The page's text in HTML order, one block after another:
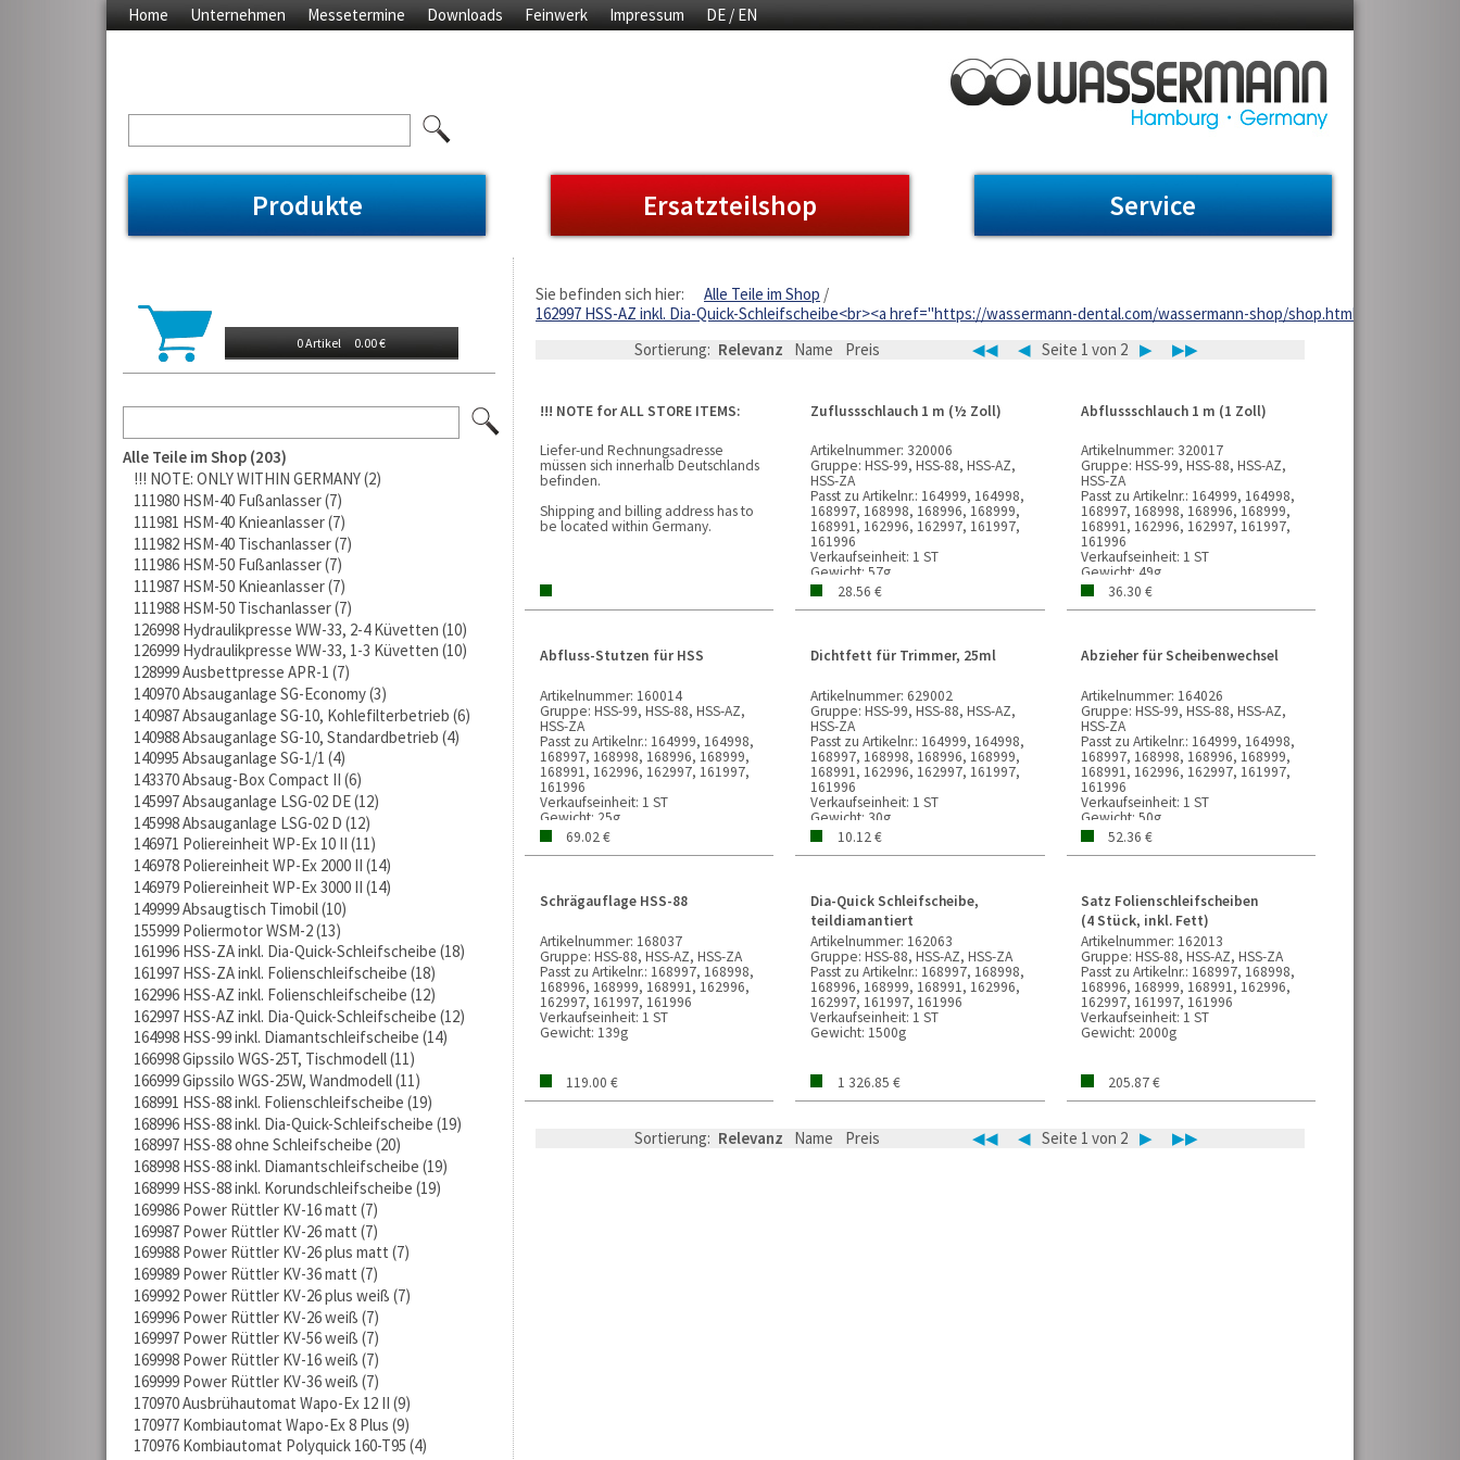
Home Unternehmen Messetermine Downloads Feinwerk Impressum DE / EN
Produkte Ersatzteilshop Service
0 Artikel 0.00 €
Alle Teile im Shop 203
!!! NOTE: ONLY WITHIN GERMANY 2
111980 HSM-40 Fußanlasser 7
111981 HSM-40 Knieanlasser 7
111982 HSM-40 Tischanlasser 7
111986 HSM-50 Fußanlasser 7
111987 HSM-50 Knieanlasser 7
111988 HSM-50 Tischanlasser 7
126998 Hydraulikpresse WW-33, 2-4 Küvetten 10
126999 Hydraulikpresse WW-33, 1-3 Küvetten 10
128999 Ausbettpresse APR-1 7
140970 Absauganlage SG-Economy 3
140987 Absauganlage SG-10, Kohlefilterbetrieb 6
140988 Absauganlage SG-10, Standardbetrieb 4
140995 Absauganlage SG-1/1 4
143370 Absaug-Box Compact II 6
145997 Absauganlage LSG-02 DE 12
145998 Absauganlage LSG-02 D 12
146971 Poliereinheit WP-Ex 10 II 11
146978 Poliereinheit WP-Ex 2000 II 14
146979 Poliereinheit WP-Ex 3000 II 14
149999 Absaugtisch Timobil 10
155999 Poliermotor WSM-2 13
161996 HSS-ZA inkl. Dia-Quick-Schleifscheibe 18
161997 HSS-ZA inkl. Folienschleifscheibe 18
162996 HSS-AZ inkl. Folienschleifscheibe 12
162997 HSS-AZ inkl. Dia-Quick-Schleifscheibe 12
164998 HSS-99 inkl. Diamantschleifscheibe 14
166998 Gipssilo WGS-25T, Tischmodell 11
166999 Gipssilo WGS-25W, Wandmodell 11
168991 HSS-88 inkl. Folienschleifscheibe 19
168996 HSS-88 inkl. Dia-Quick-Schleifscheibe 19
168997 HSS-88 ohne Schleifscheibe 20
168998 HSS-88 inkl. Diamantschleifscheibe 19
168999 HSS-88 inkl. Korundschleifscheibe 19
169986 Power Rüttler KV-16 matt 7
169987 Power Rüttler KV-26 matt 7
169988 Power Rüttler KV-26 plus matt 7
169989 Power Rüttler KV-36 matt 7
169992 Power Rüttler KV-26 plus weiß 7
169996 Power Rüttler KV-26 weiß 7
169997 Power Rüttler KV-56 weiß 7
169998 Power Rüttler KV-16 weiß 7
169999 Power Rüttler KV-36 weiß 7
170970 Ausbrühautomat Wapo-Ex 12 II 9
170977 Kombiautomat Wapo-Ex 8 Plus 9
170976 Kombiautomat Polyquick 160-T95 4
Sie befinden sich hier:
Alle Teile im Shop
162997 HSS-AZ inkl. Dia-Quick-Schleifscheibe<br><a href="https://wassermann-dental.com/wassermann-shop/
Sortierung: Relevanz Name Preis ◀◀ ◀ Seite 1 von 2 ▶ ▶▶
!!! NOTE for ALL STORE ITEMS:
Liefer-und Rechnungsadresse
müssen sich innerhalb Deutschlands
befinden.
Shipping and billing address has to
be located within Germany.
Zuflussschlauch 1 m (½ Zoll)
Artikelnummer: 320006
Gruppe: HSS-99, HSS-88, HSS-AZ,
HSS-ZA
Passt zu Artikelnr.: 164999, 164998,
168997, 168998, 168996, 168999,
168991, 162996, 162997, 161997,
161996
Verkaufseinheit: 1 ST
Gewicht: 57g
28.56 €
Abflussschlauch 1 m (1 Zoll)
Artikelnummer: 320017
Gruppe: HSS-99, HSS-88, HSS-AZ,
HSS-ZA
Passt zu Artikelnr.: 164999, 164998,
168997, 168998, 168996, 168999,
168991, 162996, 162997, 161997,
161996
Verkaufseinheit: 1 ST
Gewicht: 49g
36.30 €
Abfluss-Stutzen für HSS
Artikelnummer: 160014
Gruppe: HSS-99, HSS-88, HSS-AZ,
HSS-ZA
Passt zu Artikelnr.: 164999, 164998,
168997, 168998, 168996, 168999,
168991, 162996, 162997, 161997,
161996
Verkaufseinheit: 1 ST
Gewicht: 25g
69.02 €
Dichtfett für Trimmer, 25ml
Artikelnummer: 629002
Gruppe: HSS-99, HSS-88, HSS-AZ,
HSS-ZA
Passt zu Artikelnr.: 164999, 164998,
168997, 168998, 168996, 168999,
168991, 162996, 162997, 161997,
161996
Verkaufseinheit: 1 ST
Gewicht: 30g
10.12 €
Abzieher für Scheibenwechsel
Artikelnummer: 164026
Gruppe: HSS-99, HSS-88, HSS-AZ,
HSS-ZA
Passt zu Artikelnr.: 164999, 164998,
168997, 168998, 168996, 168999,
168991, 162996, 162997, 161997,
161996
Verkaufseinheit: 1 ST
Gewicht: 50g
52.36 €
Schrägauflage HSS-88
Artikelnummer: 168037
Gruppe: HSS-88, HSS-AZ, HSS-ZA
Passt zu Artikelnr.: 168997, 168998,
168996, 168999, 168991, 162996,
162997, 161997, 161996
Verkaufseinheit: 1 ST
Gewicht: 139g
119.00 €
Dia-Quick Schleifscheibe,
teildiamantiert
Artikelnummer: 162063
Gruppe: HSS-88, HSS-AZ, HSS-ZA
Passt zu Artikelnr.: 168997, 168998,
168996, 168999, 168991, 162996,
162997, 161997, 161996
Verkaufseinheit: 1 ST
Gewicht: 1500g
1 326.85 €
Satz Folienschleifscheiben
(4 Stück, inkl. Fett)
Artikelnummer: 162013
Gruppe: HSS-88, HSS-AZ, HSS-ZA
Passt zu Artikelnr.: 168997, 168998,
168996, 168999, 168991, 162996,
162997, 161997, 161996
Verkaufseinheit: 1 ST
Gewicht: 2000g
205.87 €
Sortierung: Relevanz Name Preis ◀◀ ◀ Seite 1 von 2 ▶ ▶▶